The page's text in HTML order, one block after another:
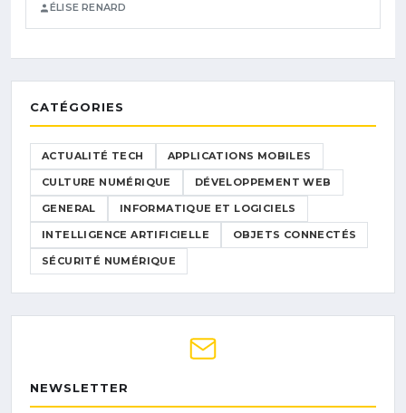
ÉLISE RENARD
CATÉGORIES
ACTUALITÉ TECH APPLICATIONS MOBILES
CULTURE NUMÉRIQUE DÉVELOPPEMENT WEB
GENERAL INFORMATIQUE ET LOGICIELS
INTELLIGENCE ARTIFICIELLE OBJETS CONNECTÉS
SÉCURITÉ NUMÉRIQUE
NEWSLETTER